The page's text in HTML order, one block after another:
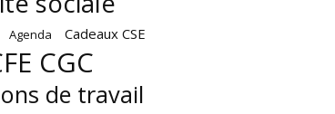
Agenda Cadeaux CSE
CGC
de travail